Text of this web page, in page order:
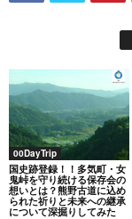
00DayTrip
国史跡登録！！多気町・女
鬼峠を守り続ける保存会の
想いとは？熊野古道に込め
られた祈りと未来への継承
について深掘りしてみた